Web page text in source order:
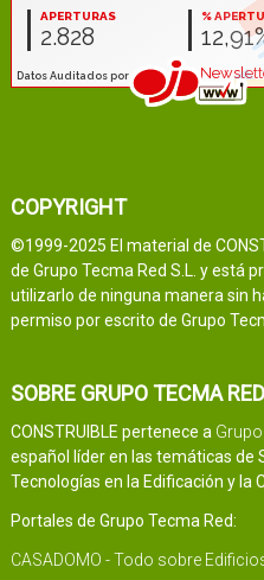
COPYRIGHT
©1999-2025 El material de
de Grupo Tecma Red S.L. y está
utilizarlo de ninguna manera sin
permiso por escrito de Grupo
SOBRE GRUPO TECMA RED
CONSTRUIBLE pertenece a
español líder en las temáticas de
Tecnologías en la Edificación y la
Portales de Grupo Tecma Red:
CASADOMO - Todo sobre